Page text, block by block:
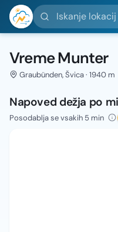
Iskanje lokacij
Vreme Munter
Graubünden, Švica · 1940 m
Napoved dežja po
Posodablja se vsakih 5 min